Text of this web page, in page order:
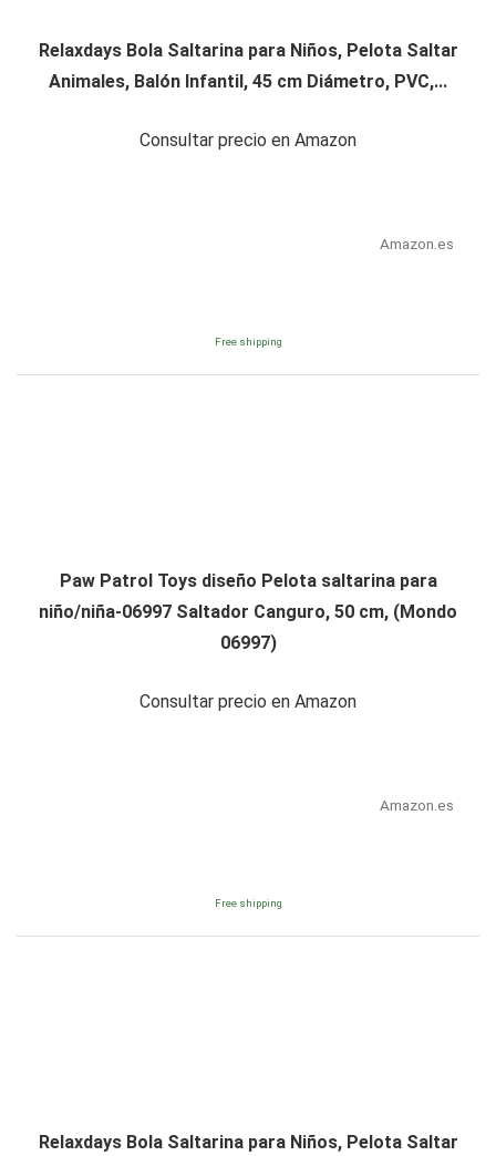
Relaxdays Bola Saltarina para Niños, Pelota Saltar
Animales, Balón Infantil, 45 cm Diámetro, PVC,...
Consultar precio en Amazon
Amazon.es
Free shipping
Paw Patrol Toys diseño Pelota saltarina para
niño/niña-06997 Saltador Canguro, 50 cm, (Mondo
06997)
Consultar precio en Amazon
Amazon.es
Free shipping
Relaxdays Bola Saltarina para Niños, Pelota Saltar